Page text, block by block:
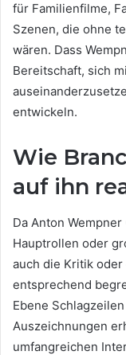
für Familienfilme,
Szenen, die ohne
wären. Dass
Bereitschaft, sich
entwickeln.
Wie
auf ihn
Da Anton
Hauptrollen oder
auch die Kritik
entsprechend
Ebene
Auszeichnungen
umfangreichen